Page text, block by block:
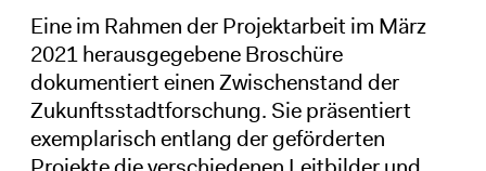
Eine im Rahmen der Projektarbeit im März
2021 herausgegebene Broschüre
dokumentiert einen Zwischenstand der
Zukunftsstadtforschung. Sie präsentiert
exemplarisch entlang der geförderten